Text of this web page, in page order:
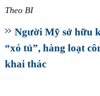
Theo BI
Người Mỹ sở hữu
“xó tủ”, hàng loạt
khai thác